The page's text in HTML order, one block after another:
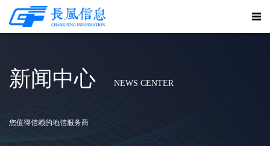
新闻中心 NEWS CENTER
您值得信赖的地信服务商